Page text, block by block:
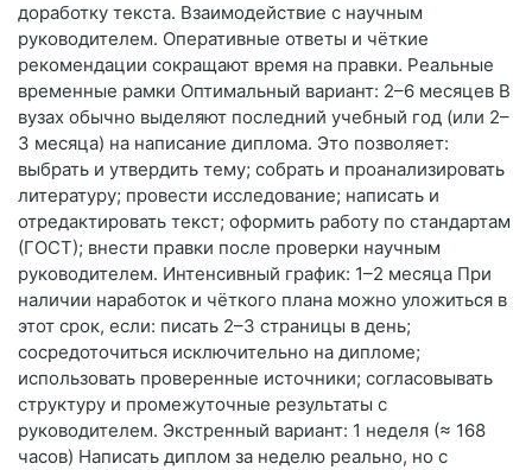
доработку текста. Взаимодействие с научным
руководителем. Оперативные ответы и чёткие
рекомендации сокращают время на правки. Реальные
временные рамки Оптимальный вариант: 2–6 месяцев В
вузах обычно выделяют последний учебный год (или 2–
3 месяца) на написание диплома. Это позволяет:
выбрать и утвердить тему; собрать и проанализировать
литературу; провести исследование; написать и
отредактировать текст; оформить работу по стандартам
(ГОСТ); внести правки после проверки научным
руководителем. Интенсивный график: 1–2 месяца При
наличии наработок и чёткого плана можно уложиться в
этот срок, если: писать 2–3 страницы в день;
сосредоточиться исключительно на дипломе;
использовать проверенные источники; согласовывать
структуру и промежуточные результаты с
руководителем. Экстренный вариант: 1 неделя (≈ 168
часов) Написать диплом за неделю реально, но с